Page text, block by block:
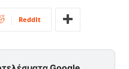
ReddIt